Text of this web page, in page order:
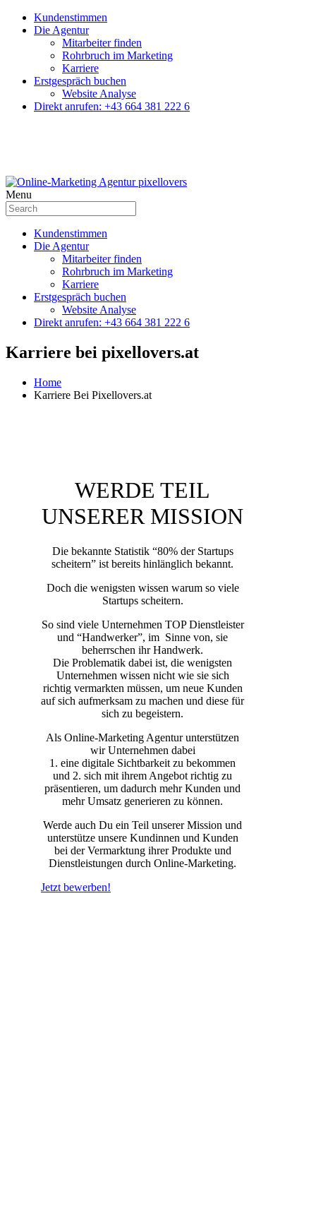
Kundenstimmen
Die Agentur
Mitarbeiter finden
Rohrbruch im Marketing
Karriere
Erstgespräch buchen
Website Analyse
Direkt anrufen: +43 664 381 222 6
Menu
Kundenstimmen
Die Agentur
Mitarbeiter finden
Rohrbruch im Marketing
Karriere
Erstgespräch buchen
Website Analyse
Direkt anrufen: +43 664 381 222 6
Karriere bei pixellovers.at
Home
Karriere Bei Pixellovers.at
WERDE TEIL
UNSERER MISSION
Die bekannte Statistik “80% der Startups
scheitern” ist bereits hinlänglich bekannt.
Doch die wenigsten wissen warum so viele
Startups scheitern.
So sind viele Unternehmen TOP Dienstleister
und “Handwerker”, im Sinne von, sie
beherrschen ihr Handwerk.
Die Problematik dabei ist, die wenigsten
Unternehmen wissen nicht wie sie sich
richtig vermarkten müssen, um neue Kunden
auf sich aufmerksam zu machen und diese für
sich zu begeistern.
Als Online-Marketing Agentur unterstützen
wir Unternehmen dabei
1. eine digitale Sichtbarkeit zu bekommen
und 2. sich mit ihrem Angebot richtig zu
präsentieren, um dadurch mehr Kunden und
mehr Umsatz generieren zu können.
Werde auch Du ein Teil unserer Mission und
unterstütze unsere Kundinnen und Kunden
bei der Vermarktung ihrer Produkte und
Dienstleistungen durch Online-Marketing.
Jetzt bewerben!